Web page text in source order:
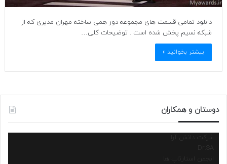
دانلود تمامی قسمت های مجموعه دور همی ساخته مهران مدیری که از
شبکه نسیم پخش شده است . توضیحات کلی…
بیشتر بخوانید »
دوستان و همکاران
شرکت دانش آرا
انجمن استارتاپ ها